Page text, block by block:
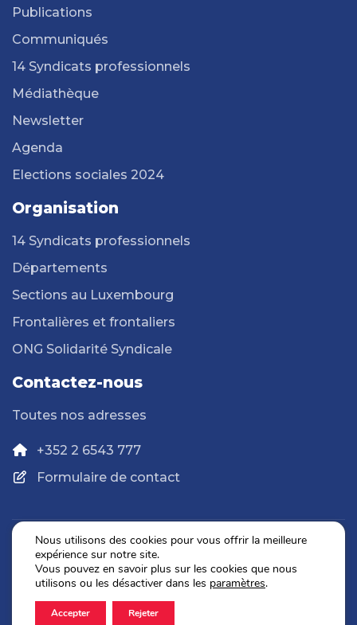
Publications
Communiqués
14 Syndicats professionnels
Médiathèque
Newsletter
Agenda
Elections sociales 2024
Organisation
14 Syndicats professionnels
Départements
Sections au Luxembourg
Frontalières et frontaliers
ONG Solidarité Syndicale
Contactez-nous
Toutes nos adresses
+352 2 6543 777
Formulaire de contact
Politique de confidentialité
Mentions légales
Nous utilisons des cookies pour vous offrir la meilleure
expérience sur notre site.
Vous pouvez en savoir plus sur les cookies que nous
utilisons ou les désactiver dans les paramètres.
Accepter Rejeter